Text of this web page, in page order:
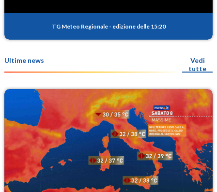
TG Meteo Regionale - edizione delle 15:20
Ultime news
Vedi
tutte